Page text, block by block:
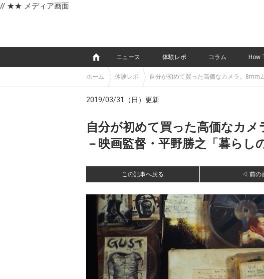
// ★★ メディア画面
ニュース 体験レポ コラム How
ホーム 体験レポ 自分が初めて買った高価なカメラ。8mm
190329_172406_ed.jpg
2019/03/31（日）更新
自分が初めて買った高価なカメ
－映画監督・平野勝之「暮ら
この記事へ戻る ◁ 前の